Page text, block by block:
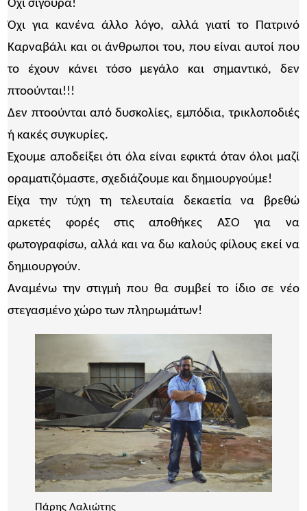
Όχι σίγουρα!
Όχι για κανένα άλλο λόγο, αλλά γιατί το Πατρινό
Καρναβάλι και οι άνθρωποι του, που είναι αυτοί που
το έχουν κάνει τόσο μεγάλο και σημαντικό, δεν
πτοούνται!!!
Δεν πτοούνται από δυσκολίες, εμπόδια, τρικλοποδιές
ή κακές συγκυρίες.
Έχουμε αποδείξει ότι όλα είναι εφικτά όταν όλοι μαζί
οραματιζόμαστε, σχεδιάζουμε και δημιουργούμε!
Είχα την τύχη τη τελευταία δεκαετία να βρεθώ
αρκετές φορές στις αποθήκες ΑΣΟ για να
φωτογραφίσω, αλλά και να δω καλούς φίλους εκεί να
δημιουργούν.
Αναμένω την στιγμή που θα συμβεί το ίδιο σε νέο
στεγασμένο χώρο των πληρωμάτων!
Πάρης Λαλιώτης